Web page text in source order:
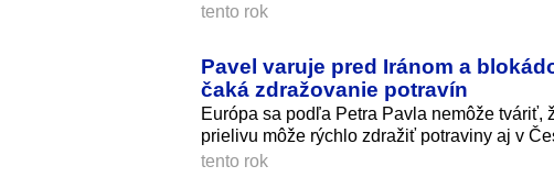
tento rok
Pavel varuje pred Iránom a
čaká zdražovanie potravín
Európa sa podľa Petra Pavla nemôže
prielivu môže rýchlo zdražiť potraviny aj v
tento rok